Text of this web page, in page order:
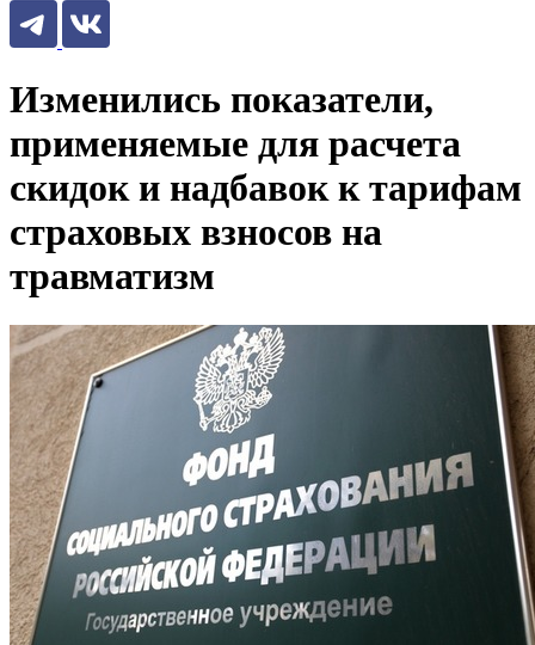
Изменились показатели,
применяемые для расчета
скидок и надбавок к тарифам
страховых взносов на
травматизм